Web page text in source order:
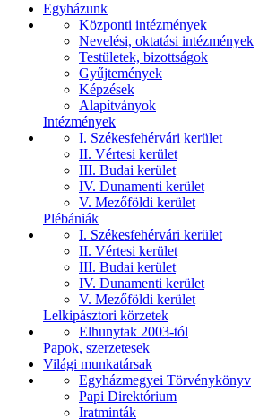
Egyházunk
Központi intézmények
Nevelési, oktatási intézmények
Testületek, bizottságok
Gyűjtemények
Képzések
Alapítványok
Intézmények
I. Székesfehérvári kerület
II. Vértesi kerület
III. Budai kerület
IV. Dunamenti kerület
V. Mezőföldi kerület
Plébániák
I. Székesfehérvári kerület
II. Vértesi kerület
III. Budai kerület
IV. Dunamenti kerület
V. Mezőföldi kerület
Lelkipásztori körzetek
Elhunytak 2003-tól
Papok, szerzetesek
Világi munkatársak
Egyházmegyei Törvénykönyv
Papi Direktórium
Iratminták